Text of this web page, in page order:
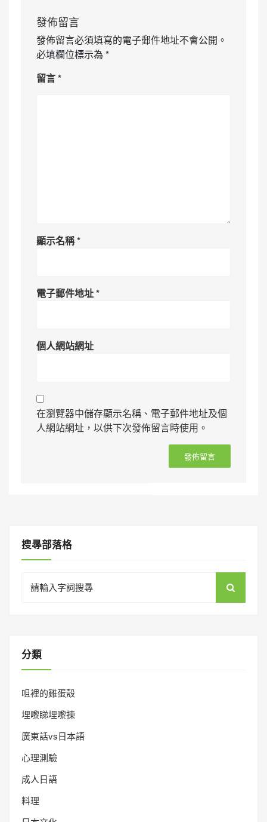
發佈留言
發佈留言必須填寫的電子郵件地址不會公開。
必填欄位標示為 *
留言*
顯示名稱*
電子郵件地址*
個人網站網址
在瀏覽器中儲存顯示名稱、電子郵件地址及個
人網站網址，以供下次發佈留言時使用。
搜㝷部落格
for:
分類
咀裡的雞蛋殼
埋嚟睇埋嚟揀
廣東話vs日本語
心理測驗
成人日語
料理